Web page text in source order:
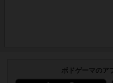
ボドゲーマのア